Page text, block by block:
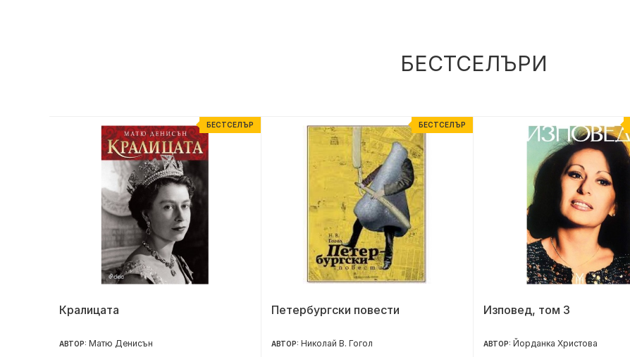
БЕСТСЕЛЪРИ
БЕСТСЕЛЪР
Кралицата
АВТОР: Матю Денисън
БЕСТСЕЛЪР
Петербургски повести
АВТОР: Николай В. Гогол
Изповед, том 3
АВТОР: Йорданка Христова